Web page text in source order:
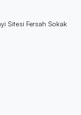
Sitesi Fersah Sokak